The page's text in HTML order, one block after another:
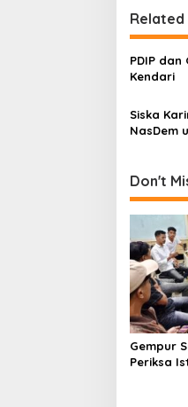
Related
PDIP
Kendari
Siska
NasDem
Don't
Gempur
Periksa